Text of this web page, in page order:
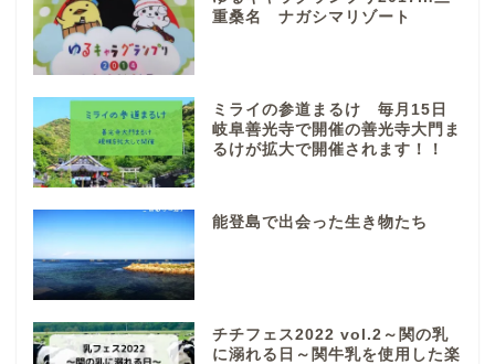
重桑名 ナガシマリゾート
ミライの参道まるけ 毎月15日
岐阜善光寺で開催の善光寺大門ま
るけが拡大で開催されます！！
能登島で出会った生き物たち
チチフェス2022 vol.2～関の乳
に溺れる日～関牛乳を使用した楽
（画像）＆掲載情報につい
岐阜地域
岐阜市
各務原市
山県市